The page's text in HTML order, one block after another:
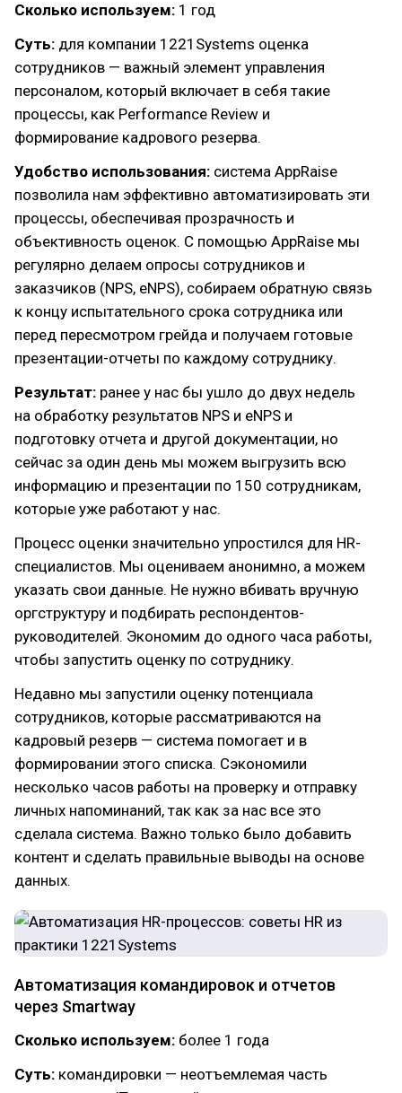
Сколько используем: 1 год
Суть: для компании 1221Systems оценка
сотрудников — важный элемент управления
персоналом, который включает в себя такие
процессы, как Performance Review и
формирование кадрового резерва.
Удобство использования: система AppRaise
позволила нам эффективно автоматизировать эти
процессы, обеспечивая прозрачность и
объективность оценок. С помощью AppRaise мы
регулярно делаем опросы сотрудников и
заказчиков (NPS, eNPS), собираем обратную связь
к концу испытательного срока сотрудника или
перед пересмотром грейда и получаем готовые
презентации-отчеты по каждому сотруднику.
Результат: ранее у нас бы ушло до двух недель
на обработку результатов NPS и eNPS и
подготовку отчета и другой документации, но
сейчас за один день мы можем выгрузить всю
информацию и презентации по 150 сотрудникам,
которые уже работают у нас.
Процесс оценки значительно упростился для HR-
специалистов. Мы оцениваем анонимно, а можем
указать свои данные. Не нужно вбивать вручную
оргструктуру и подбирать респондентов-
руководителей. Экономим до одного часа работы,
чтобы запустить оценку по сотруднику.
Недавно мы запустили оценку потенциала
сотрудников, которые рассматриваются на
кадровый резерв — система помогает и в
формировании этого списка. Сэкономили
несколько часов работы на проверку и отправку
личных напоминаний, так как за нас все это
сделала система. Важно только было добавить
контент и сделать правильные выводы на основе
данных.
Автоматизация командировок и отчетов
через Smartway
Сколько используем: более 1 года
Суть: командировки — неотъемлемая часть